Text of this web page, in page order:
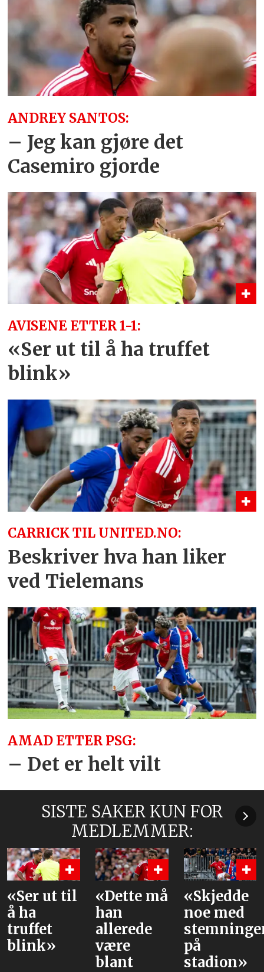
ANDREY SANTOS:
– Jeg kan gjøre det
Casemiro gjorde
AVISENE ETTER 1-1:
«Ser ut til å ha truffet
blink»
CARRICK TIL UNITED.NO:
Beskriver hva han liker
ved Tielemans
AMAD ETTER PSG:
– Det er helt vilt
SISTE SAKER KUN FOR
MEDLEMMER:
«Dette må
han
allerede
være
«Skjedde
noe med
stemningen
på
stadion»
Dette er
PSG-
stjernene
United
trolig